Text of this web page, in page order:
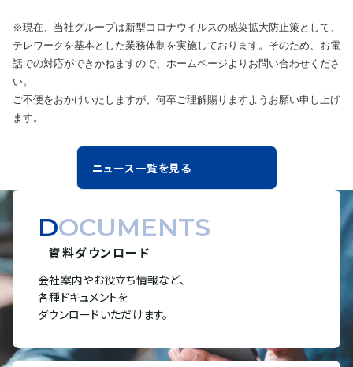
※現在、当社グループは新型コロナウイルスの感染拡大防止策として、
テレワークを基本とした業務体制を実施しております。そのため、お電
話での対応ができかねますので、ホームページよりお問い合わせくださ
い。
ご不便をおかけいたしますが、何卒ご理解賜りますようお願い申し上げ
ます。
ニュース一覧を見る
DOCUMENTS
資料ダウンロード
会社案内やお役立ち情報など、
各種ドキュメントを
ダウンロードいただけます。